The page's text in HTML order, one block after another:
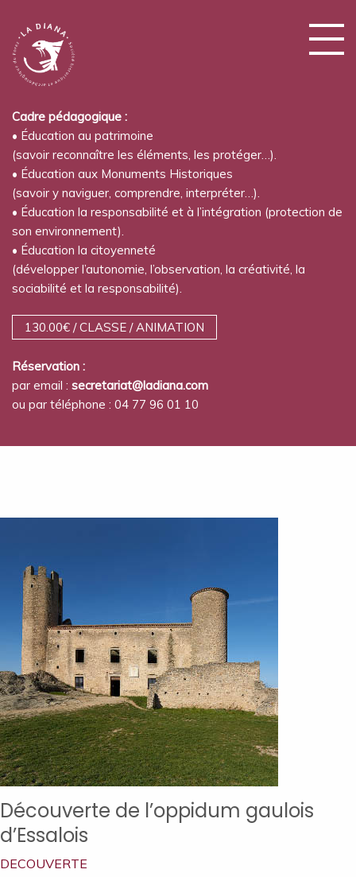
Cadre pédagogique :
• Éducation au patrimoine
(savoir reconnaître les éléments, les protéger…).
• Éducation aux Monuments Historiques
(savoir y naviguer, comprendre, interpréter…).
• Éducation la responsabilité et à l’intégration (protection de
son environnement).
• Éducation la citoyenneté
(développer l’autonomie, l’observation, la créativité, la
sociabilité et la responsabilité).
130.00€ / CLASSE / ANIMATION
Réservation :
par email : secretariat@ladiana.com
ou par téléphone : 04 77 96 01 10
Découverte de l’oppidum gaulois
d’Essalois
DECOUVERTE